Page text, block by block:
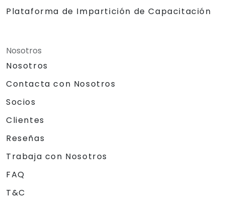
Plataforma de Impartición de Capacitación
Nosotros
Nosotros
Contacta con Nosotros
Socios
Clientes
Reseñas
Trabaja con Nosotros
FAQ
T&C